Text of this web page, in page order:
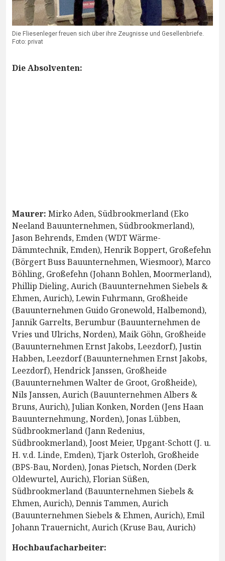
Die Fliesenleger freuen sich über ihre Zeugnisse und Gesellenbriefe.
Foto: privat
Die Absolventen:
Maurer: Mirko Aden, Südbrookmerland (Eko
Neeland Bauunternehmen, Südbrookmerland),
Jason Behrends, Emden (WDT Wärme-
Dämmtechnik, Emden), Henrik Boppert, Großefehn
(Börgert Buss Bauunternehmen, Wiesmoor), Marco
Böhling, Großefehn (Johann Bohlen, Moormerland),
Phillip Dieling, Aurich (Bauunternehmen Siebels &
Ehmen, Aurich), Lewin Fuhrmann, Großheide
(Bauunternehmen Guido Gronewold, Halbemond),
Jannik Garrelts, Berumbur (Bauunternehmen de
Vries und Ulrichs, Norden), Maik Göhn, Großheide
(Bauunternehmen Ernst Jakobs, Leezdorf), Justin
Habben, Leezdorf (Bauunternehmen Ernst Jakobs,
Leezdorf), Hendrick Janssen, Großheide
(Bauunternehmen Walter de Groot, Großheide),
Nils Janssen, Aurich (Bauunternehmen Albers &
Bruns, Aurich), Julian Konken, Norden (Jens Haan
Bauunternehmung, Norden), Jonas Lübben,
Südbrookmerland (Jann Redenius,
Südbrookmerland), Joost Meier, Upgant-Schott (J. u.
H. v.d. Linde, Emden), Tjark Osterloh, Großheide
(BPS-Bau, Norden), Jonas Pietsch, Norden (Derk
Oldewurtel, Aurich), Florian Süßen,
Südbrookmerland (Bauunternehmen Siebels &
Ehmen, Aurich), Dennis Tammen, Aurich
(Bauunternehmen Siebels & Ehmen, Aurich), Emil
Johann Trauernicht, Aurich (Kruse Bau, Aurich)
Hochbaufacharbeiter: